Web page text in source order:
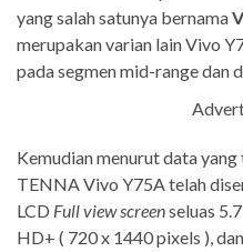
yang salah satunya bernama
merupakan varian lain Vivo
pada segmen mid-range
Kemudian menurut data
TENNA Vivo Y75A telah
LCD Full view screenseluas
HD+ ( 720 x 1440 pixels ),